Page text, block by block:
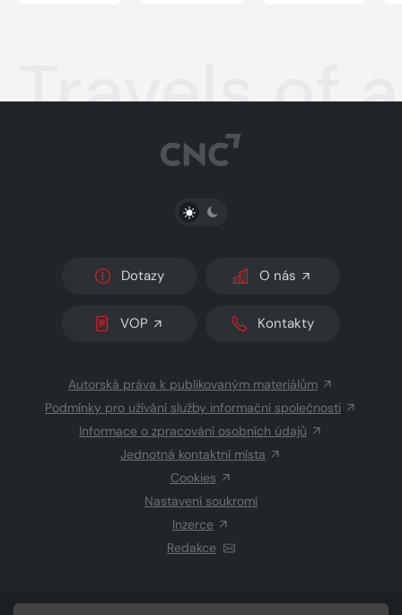
Travels of
PŘEPNOUT SVĚTLÝ/TMAVÝ REŽIM
Dotazy O nás
VOP Kontakty
Autorská práva k publikovaným materiálům
Podmínky pro užívání služby informační společnosti
Informace o zpracování osobních údajů
Jednotná kontaktní místa
Cookies
Nastavení soukromí
Inzerce
Redakce